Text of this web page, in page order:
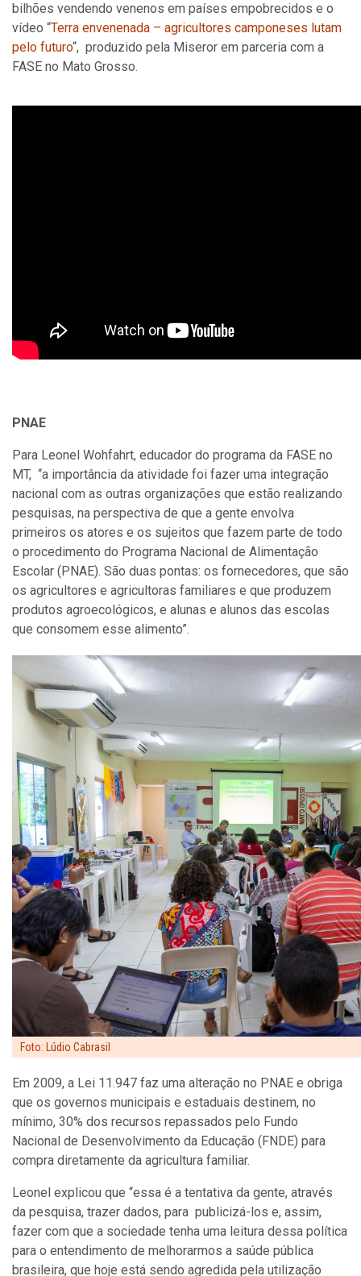
bilhões vendendo venenos em países empobrecidos e o
vídeo “Terra envenenada – agricultores camponeses lutam
pelo futuro“, produzido pela Miseror em parceria com a
FASE no Mato Grosso.
PNAE
Para Leonel Wohfahrt, educador do programa da FASE no
MT, “a importância da atividade foi fazer uma integração
nacional com as outras organizações que estão realizando
pesquisas, na perspectiva de que a gente envolva
primeiros os atores e os sujeitos que fazem parte de todo
o procedimento do Programa Nacional de Alimentação
Escolar (PNAE). São duas pontas: os fornecedores, que são
os agricultores e agricultoras familiares e que produzem
produtos agroecológicos, e alunas e alunos das escolas
que consomem esse alimento”.
Foto: Lúdio Cabrasil
Em 2009, a Lei 11.947 faz uma alteração no PNAE e obriga
que os governos municipais e estaduais destinem, no
mínimo, 30% dos recursos repassados pelo Fundo
Nacional de Desenvolvimento da Educação (FNDE) para
compra diretamente da agricultura familiar.
Leonel explicou que “essa é a tentativa da gente, através
da pesquisa, trazer dados, para publicizá-los e, assim,
fazer com que a sociedade tenha uma leitura dessa política
para o entendimento de melhorarmos a saúde pública
brasileira, que hoje está sendo agredida pela utilização